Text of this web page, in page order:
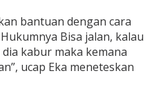
bantuan dengan cara
Bisa jalan, kalau
kabur maka kemana
ucap Eka meneteskan